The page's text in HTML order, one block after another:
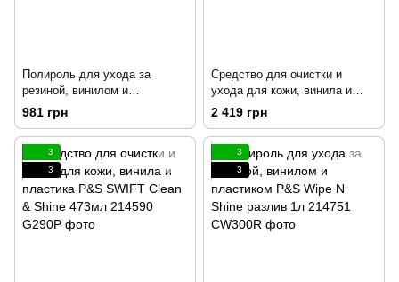
Полироль для ухода за
резиной, винилом и
пластиком P&S Dynamic
Dressing Ready To Use Version
473мл 214615
981 грн
Средство для очистки и
ухода для кожи, винила и
пластика P&S SWIFT
Clean&Shine 3,79л 214589
2 419 грн
3
3
3
3